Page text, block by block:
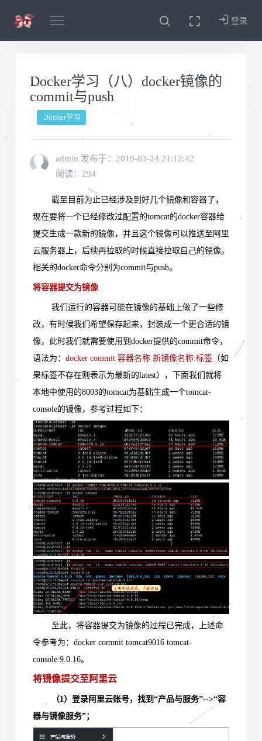
登录
Docker学习（八）docker镜像的
commit与push
Docker学习
admin 发布于： 2019-03-24 21:12:42
阅读：294
截至目前为止已经涉及到好几个镜像和容器了，
现在要将一个已经修改过配置的tomcat的docker容器给
提交生成一款新的镜像，并且这个镜像可以推送至阿里
云服务器上，后续再拉取的时候直接拉取自己的镜像。
相关的docker命令分别为commit与push。
将容器提交为镜像
我们运行的容器可能在镜像的基础上做了一些修
改，有时候我们希望保存起来，封装成一个更合适的镜
像，此时我们就需要使用到docker提供的commit命令，
语法为： docker commit 容器名称 新镜像名称:标签 （如
果标签不存在则表示为最新的latest），下面我们就将
本地中使用的8003的tomcat为基础生成一个tomcat-
console的镜像，参考过程如下：
至此，将容器提交为镜像的过程已完成，上述命
令参考为：docker commit tomcat9016 tomcat-
console:9.0.16。
将镜像提交至阿里云
（1）登录阿里云账号，找到“产品与服务”-->“容
器与镜像服务”；